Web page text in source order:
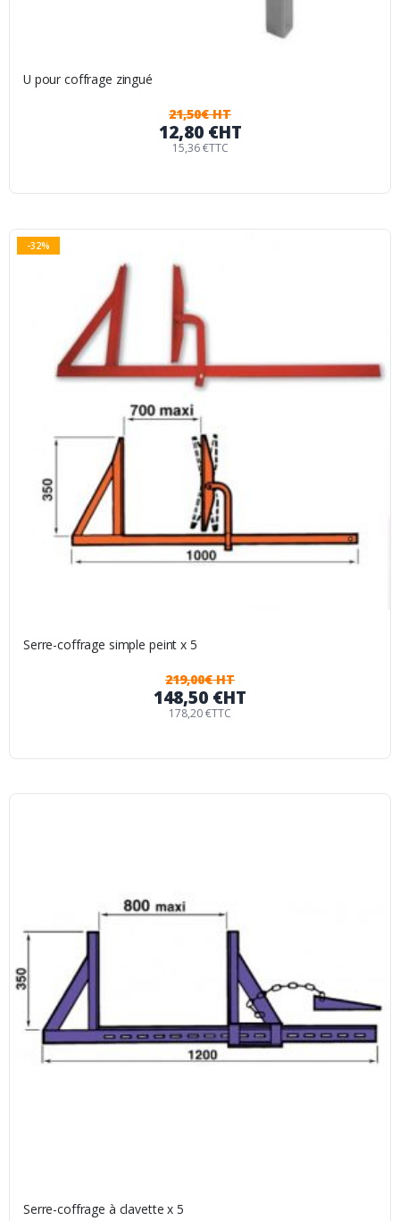
U pour coffrage zingué
21,50€ HT
12,80 €HT
15,36 €TTC
-32%
Serre-coffrage simple peint x 5
219,00€ HT
148,50 €HT
178,20 €TTC
Serre-coffrage à clavette x 5